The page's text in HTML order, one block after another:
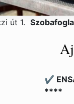
út 1.
✔️
****